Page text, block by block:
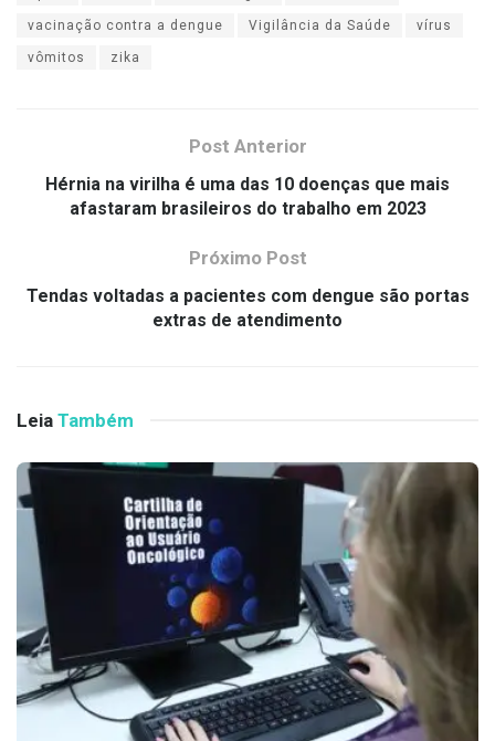
vacinação contra a dengue Vigilância da Saúde vírus
vômitos zika
Post Anterior
Hérnia na virilha é uma das 10 doenças que mais
afastaram brasileiros do trabalho em 2023
Próximo Post
Tendas voltadas a pacientes com dengue são portas
extras de atendimento
Leia Também